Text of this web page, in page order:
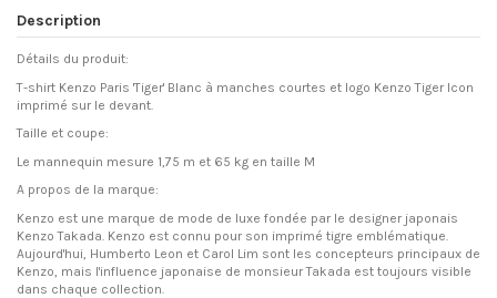
Description
Détails du produit:
T-shirt Kenzo Paris 'Tiger' Blanc à manches courtes et logo Kenzo Tiger Icon
imprimé sur le devant.
Taille et coupe:
Le mannequin mesure 1,75 m et 65 kg en taille M
A propos de la marque:
Kenzo est une marque de mode de luxe fondée par le designer japonais
Kenzo Takada. Kenzo est connu pour son imprimé tigre emblématique.
Aujourd'hui, Humberto Leon et Carol Lim sont les concepteurs principaux de
Kenzo, mais l'influence japonaise de monsieur Takada est toujours visible
dans chaque collection.